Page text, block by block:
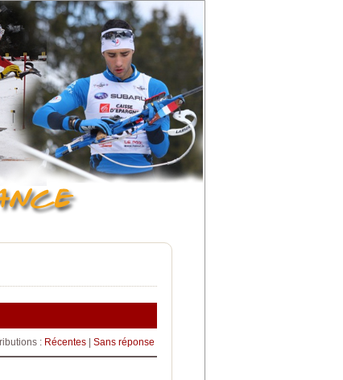
: Récentes Sans réponse